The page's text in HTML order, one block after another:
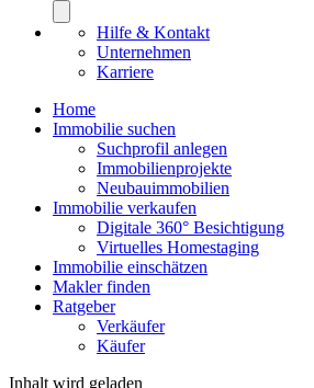
Hilfe & Kontakt
Unternehmen
Karriere
Home
Immobilie suchen
Suchprofil anlegen
Immobilienprojekte
Neubauimmobilien
Immobilie verkaufen
Digitale 360° Besichtigung
Virtuelles Homestaging
Immobilie einschätzen
Makler finden
Ratgeber
Verkäufer
Käufer
Inhalt wird geladen